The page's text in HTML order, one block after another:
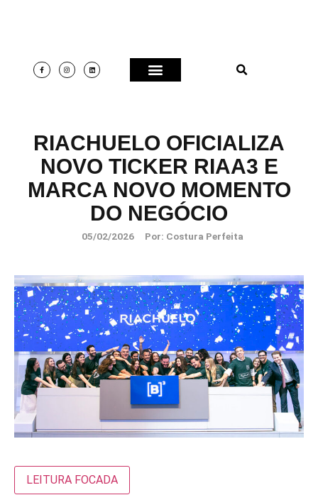
RIACHUELO OFICIALIZA
NOVO TICKER RIAA3 E
MARCA NOVO MOMENTO
DO NEGÓCIO
05/02/2026 Por: Costura Perfeita
LEITURA FOCADA